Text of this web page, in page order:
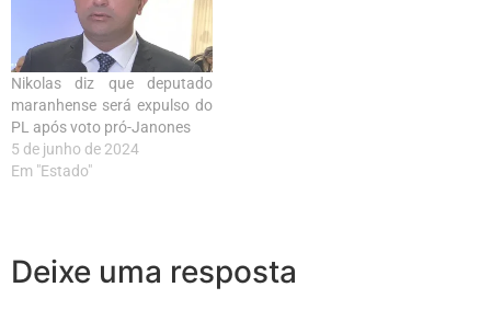
Nikolas diz que deputado
maranhense será expulso do
PL após voto pró-Janones
5 de junho de 2024
Em "Estado"
Deixe uma resposta